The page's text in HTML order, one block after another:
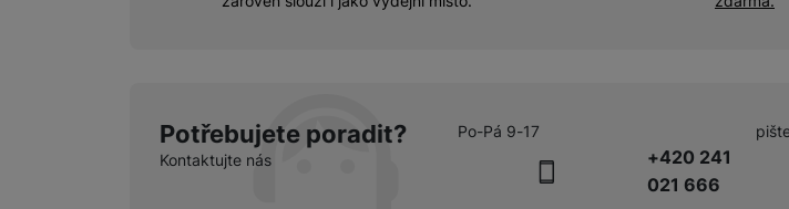
Potřebujete poradit?
Kontaktujte nás
Po-Pá 9-17
+420 241
021 666